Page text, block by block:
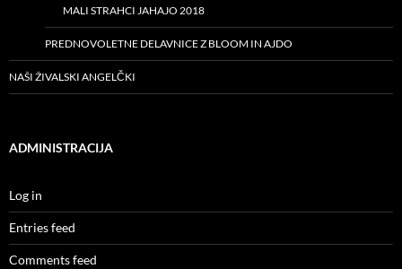
MALI STRAHCI JAHAJO 2018
PREDNOVOLETNE DELAVNICE Z BLOOM IN AJDO
NAŠI ŽIVALSKI ANGELČKI
ADMINISTRACIJA
Log in
Entries feed
Comments feed